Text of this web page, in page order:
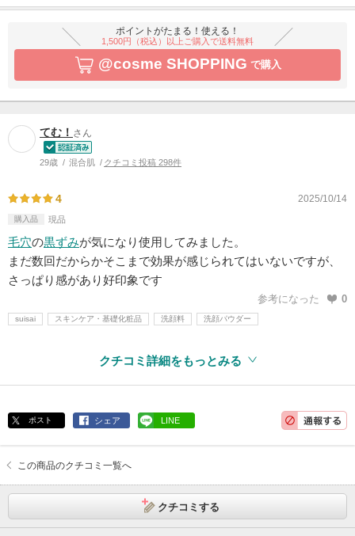
ポイントがたまる！使える！
1,500円（税込）以上ご購入で送料無料
@cosme SHOPPING で購入
てむ！ さん
29歳 混合肌 クチコミ投稿 298件
4 2025/10/14
購入品 現品
毛穴の黒ずみが気になり使用してみました。
まだ数回だからかそこまで効果が感じられてはいないですが、
さっぱり感があり好印象です
参考になった 0
suisai スキンケア・基礎化粧品 洗顔料 洗顔パウダー
クチコミ詳細をもっとみる
ポスト シェア LINE
この商品のクチコミ一覧へ
クチコミする